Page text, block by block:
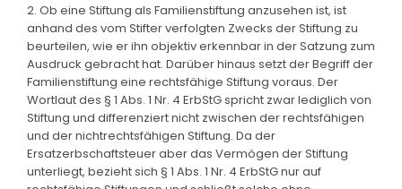
2. Ob eine Stiftung als Familienstiftung anzusehen ist, ist
anhand des vom Stifter verfolgten Zwecks der Stiftung zu
beurteilen, wie er ihn objektiv erkennbar in der Satzung zum
Ausdruck gebracht hat. Darüber hinaus setzt der Begriff der
Familienstiftung eine rechtsfähige Stiftung voraus. Der
Wortlaut des § 1 Abs. 1 Nr. 4 ErbStG spricht zwar lediglich von
Stiftung und differenziert nicht zwischen der rechtsfähigen
und der nichtrechtsfähigen Stiftung. Da der
Ersatzerbschaftsteuer aber das Vermögen der Stiftung
unterliegt, bezieht sich § 1 Abs. 1 Nr. 4 ErbStG nur auf